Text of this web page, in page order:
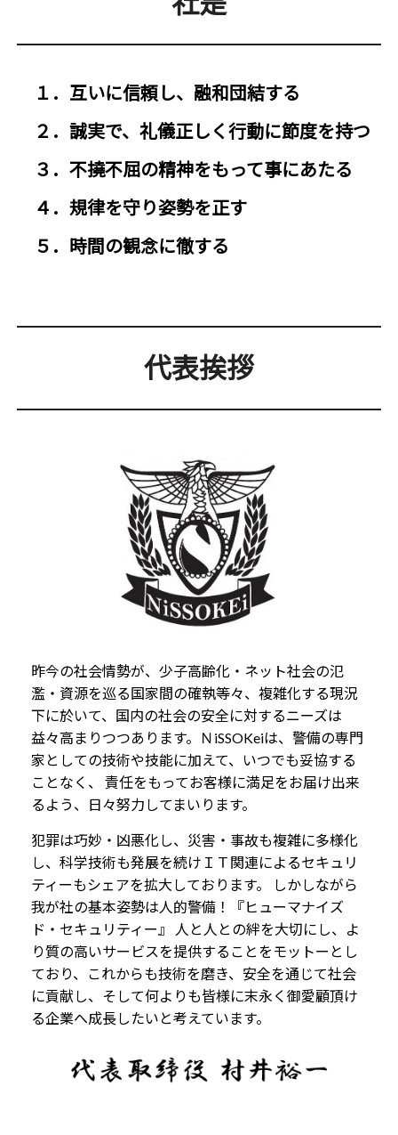
１．互いに信頼し、融和団結する
２．誠実で、礼儀正しく行動に節度を持つ
３．不撓不屈の精神をもって事にあたる
４．規律を守り姿勢を正す
５．時間の観念に徹する
代表挨拶
昨今の社会情勢が、少子高齢化・ネット社会の氾
濫・資源を巡る国家間の確執等々、複雑化する現況
下に於いて、国内の社会の安全に対するニーズは
益々高まりつつあります。ＮiSSOKeiは、警備の専門
家としての技術や技能に加えて、いつでも妥協する
ことなく、 責任をもってお客様に満足をお届け出来
るよう、日々努力してまいります。
犯罪は巧妙・凶悪化し、災害・事故も複雑に多様化
し、科学技術も発展を続けＩＴ関連によるセキュリ
ティーもシェアを拡大しております。 しかしながら
我が社の基本姿勢は人的警備！『ヒューマナイズ
ド・セキュリティー』 人と人との絆を大切にし、よ
り質の高いサービスを提供することをモットーとし
ており、これからも技術を磨き、安全を通じて社会
に貢献し、そして何よりも皆様に末永く御愛顧頂け
る企業へ成長したいと考えています。